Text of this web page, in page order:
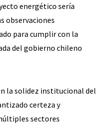
energético sería
observaciones
para cumplir con la
del gobierno chileno
la solidez institucional del
certeza y
sectores